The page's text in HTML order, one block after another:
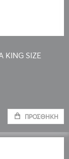
SIZE
ΠΡΟΣΘΉΚΗ